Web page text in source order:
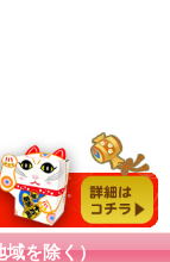
域を除く）